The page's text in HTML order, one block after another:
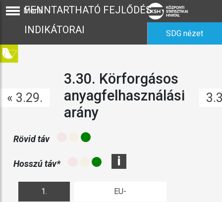
Menü
FENNTARTHATÓ FEJLŐDÉS
INDIKÁTORAI
SDG nézet
« 3.29.
3.30. Körforgásos
anyagfelhasználási
arány
Rövid táv
Hosszú táv* i
1. EU-